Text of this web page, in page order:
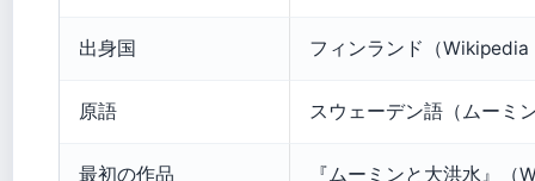
出身国 フィンランド（
原語 スウェーデン語（ムーミ
最初の作品 『ムーミンと大洪水』